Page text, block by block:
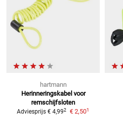
hartmann
Herinneringskabel voor
remschijfsloten
Adviesprijs € 4,992 € 2,501